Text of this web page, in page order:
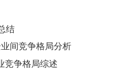
结
间竞争格局分析
竞争格局综述